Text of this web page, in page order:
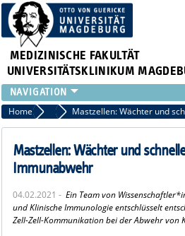
MEDIZINISCHE FAKULTÄT
UNIVERSITÄTSKLINIKUM
INSTITUTE
KLINIKEN
ZENTRALE EINRICHTUNGEN
FORSCHUNG
ÜBER UNS
INTERNATIONAL
Home Archiv 2021
Mastzellen: Wächter und
Immunabwehr
04.02.2021 - Ein Team von
und Klinische Immunologie entschlüsselt
Zell-Zell-Kommunikation bei der Abwehr von